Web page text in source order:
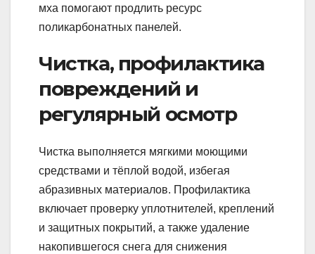
мха помогают продлить ресурс
поликарбонатных панелей.
Чистка, профилактика
повреждений и
регулярный осмотр
Чистка выполняется мягкими моющими
средствами и тёплой водой, избегая
абразивных материалов. Профилактика
включает проверку уплотнителей, креплений
и защитных покрытий, а также удаление
накопившегося снега для снижения